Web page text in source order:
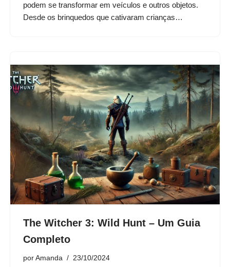
podem se transformar em veículos e outros objetos.
Desde os brinquedos que cativaram crianças…
The Witcher 3: Wild Hunt – Um Guia
Completo
por Amanda 23/10/2024